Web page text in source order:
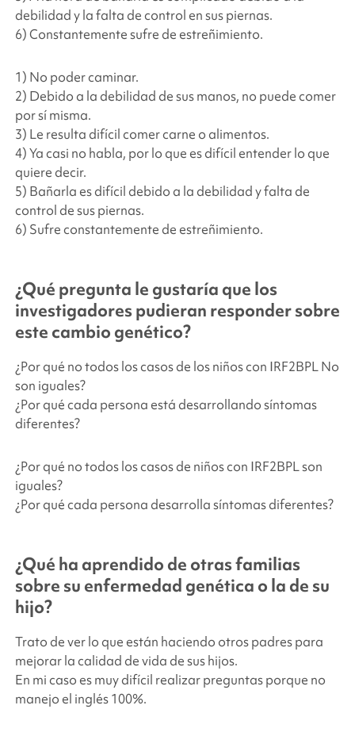
debilidad y la falta de control en sus piernas.
6) Constantemente sufre de estreñimiento.
1) No poder caminar.
2) Debido a la debilidad de sus manos, no puede comer
por sí misma.
3) Le resulta difícil comer carne o alimentos.
4) Ya casi no habla, por lo que es difícil entender lo que
quiere decir.
5) Bañarla es difícil debido a la debilidad y falta de
control de sus piernas.
6) Sufre constantemente de estreñimiento.
¿Qué pregunta le gustaría que los
investigadores pudieran responder sobre
este cambio genético?
¿Por qué no todos los casos de los niños con IRF2BPL No
son iguales?
¿Por qué cada persona está desarrollando síntomas
diferentes?
¿Por qué no todos los casos de niños con IRF2BPL son
iguales?
¿Por qué cada persona desarrolla síntomas diferentes?
¿Qué ha aprendido de otras familias
sobre su enfermedad genética o la de su
hijo?
Trato de ver lo que están haciendo otros padres para
mejorar la calidad de vida de sus hijos.
En mi caso es muy difícil realizar preguntas porque no
manejo el inglés 100%.